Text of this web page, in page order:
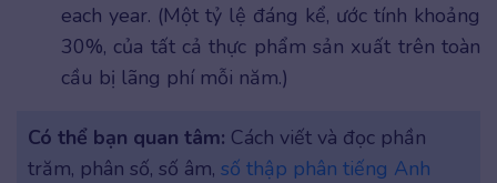
each year. (Một tỷ lệ đáng kể, ước tính khoảng
30%, của tất cả thực phẩm sản xuất trên toàn
cầu bị lãng phí mỗi năm.)
Có thể bạn quan tâm: Cách viết và đọc phần
trăm, phân số, số âm, số thập phân tiếng Anh